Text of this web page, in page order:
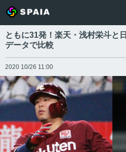
ともに31発！楽天・浅村栄斗と
データで比較
2020 10/26 11:00